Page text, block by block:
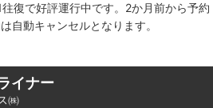
復で好評運行中です。2か月前から予約
自動キャンセルとなります。
イナー
㈱